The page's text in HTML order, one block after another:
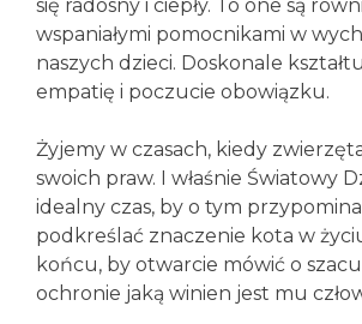
się radosny i ciepły. To one są
wspaniałymi pomocnikami w
naszych dzieci. Doskonale
empatię i poczucie obowiązku.
Żyjemy w czasach, kiedy
swoich praw. I właśnie Światowy
idealny czas, by o tym
podkreślać znaczenie kota w
końcu, by otwarcie mówić o
ochronie jaką winien jest mu